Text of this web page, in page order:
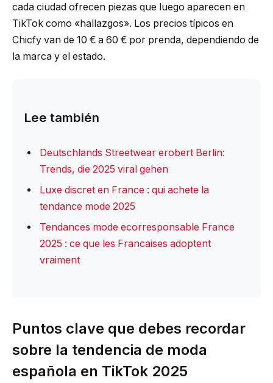
cada ciudad ofrecen piezas que luego aparecen en
TikTok como «hallazgos». Los precios típicos en
Chicfy van de 10 € a 60 € por prenda, dependiendo de
la marca y el estado.
Lee también
Deutschlands Streetwear erobert Berlin:
Trends, die 2025 viral gehen
Luxe discret en France : qui achete la
tendance mode 2025
Tendances mode ecorresponsable France
2025 : ce que les Francaises adoptent
vraiment
Puntos clave que debes recordar
sobre la tendencia de moda
española en TikTok 2025